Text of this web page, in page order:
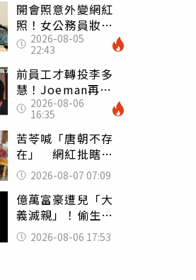
開會照意外變網紅
照！女公務員妝容
掀2千則留言 本人
怒嗆：化妝有錯嗎
2026-08-05
22:43
前員工才轉投李多
慧！Joeman再談
建文爆紅 認「很
清楚他的價值」
2026-08-06
16:35
苦苓喊「唐朝不存
在」 網紅批瞎編
歷史：李白、杜甫
用鮮卑文寫詩？
2026-08-07 07:09
億萬富豪遭兒「大
義滅親」！偷生子
怕曝光 竟盜鄰居
身份辦假證落戶
2026-08-06 17:53